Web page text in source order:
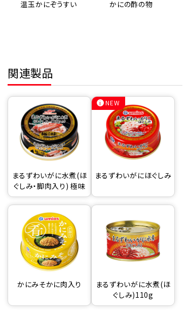
温玉かにぞうすい かにの酢の物
関連製品
まるずわいがに水煮(ほ
ぐしみ・脚肉入り) 極味
まるずわいがにほぐしみ
NEW
かにみそかに肉入り
まるずわいがに水煮(ほ
ぐしみ)110g